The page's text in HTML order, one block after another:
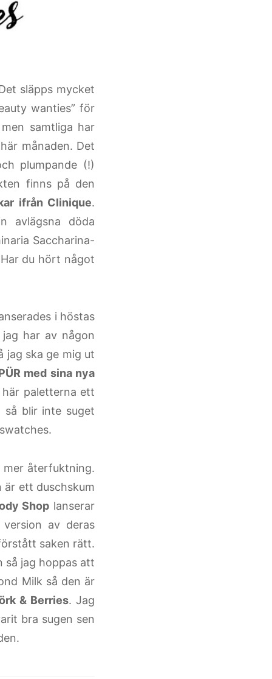
släpps mycket
wanties” för
samtliga har
månaden. Det
plumpande (!)
finns på den
ifrån Clinique.
avlägsna döda
Saccharina-
du hört något
i höstas
har av någon
jag ska ge mig ut
med sina nya
paletterna ett
så blir inte suget
återfuktning.
är ett duschskum
Shop lanserar
av deras
saken rätt.
så jag hoppas att
Milk så den är
& Berries. Jag
bra sugen sen